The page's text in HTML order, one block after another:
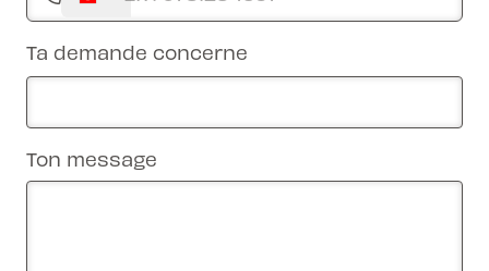
Ta demande concerne
Ton message